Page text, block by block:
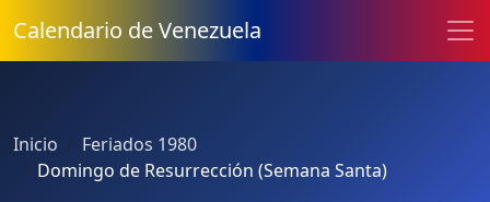
Calendario de Venezuela
Inicio
Feriados 1980
Domingo de Resurrección (Semana Santa)